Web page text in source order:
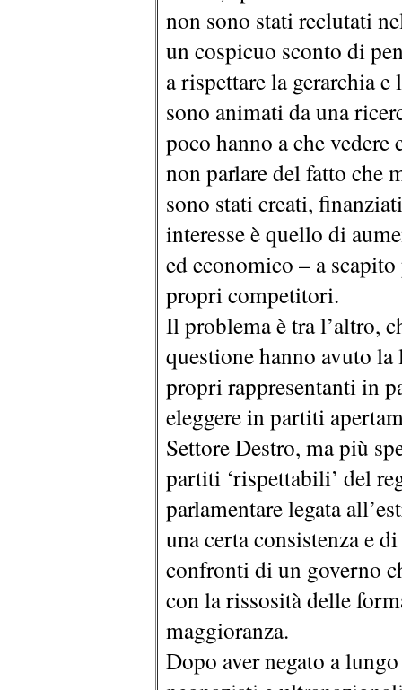
non sono stati reclutati
un cospicuo sconto di
a rispettare la gerarchia
sono animati da una
poco hanno a che
non parlare del fatto che
sono stati creati,
interesse è quello di
ed economico – a
propri competitori.
Il problema è tra l’altro,
questione hanno avuto
propri rappresentanti in
eleggere in partiti
Settore Destro, ma più
partiti ‘rispettabili’ del
parlamentare legata
una certa consistenza e
confronti di un governo
con la rissosità delle
maggioranza.
Dopo aver negato a